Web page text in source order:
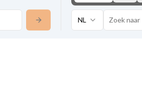
NL